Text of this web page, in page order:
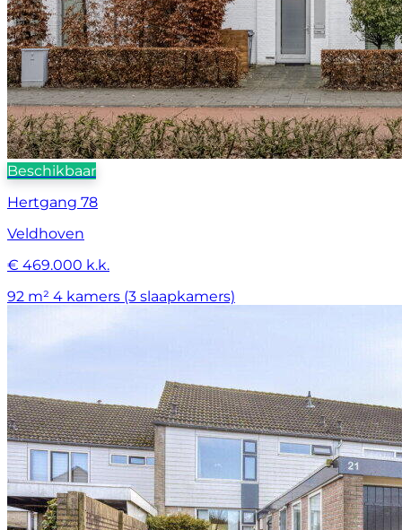
Beschikbaar
Hertgang 78
Veldhoven
€ 469.000 k.k.
92 m² 4 kamers (3 slaapkamers)